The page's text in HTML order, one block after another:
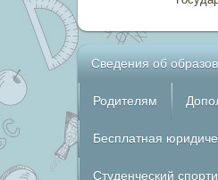
Сведения об
Родителям
Бесплатная
Студенческий